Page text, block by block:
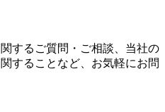
するご質問・ご相談、当社の
することなど、お気軽にお問